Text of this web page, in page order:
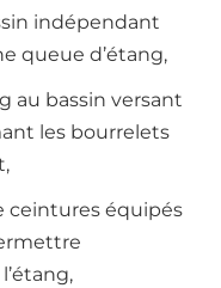
indépendant
queue d’étang,
au bassin versant
les bourrelets
ceintures équipés